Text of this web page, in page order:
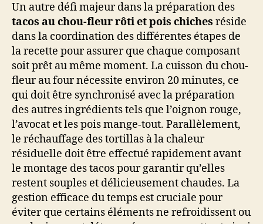
Un autre défi majeur dans la préparation des
tacos au chou-fleur rôti et pois chiches réside
dans la coordination des différentes étapes de
la recette pour assurer que chaque composant
soit prêt au même moment. La cuisson du chou-
fleur au four nécessite environ 20 minutes, ce
qui doit être synchronisé avec la préparation
des autres ingrédients tels que l’oignon rouge,
l’avocat et les pois mange-tout. Parallèlement,
le réchauffage des tortillas à la chaleur
résiduelle doit être effectué rapidement avant
le montage des tacos pour garantir qu’elles
restent souples et délicieusement chaudes. La
gestion efficace du temps est cruciale pour
éviter que certains éléments ne refroidissent ou